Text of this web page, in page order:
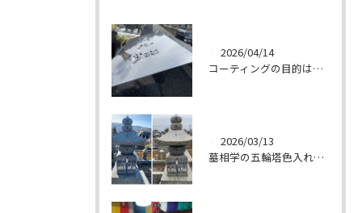
2026/04/14
コーティングの目的は 墓石を保護することです 岐阜のお墓掃除屋「磨き専隊」です
2026/03/13
墓相学の五輪塔色入れ 岐阜のお墓掃除屋「磨き専隊」です